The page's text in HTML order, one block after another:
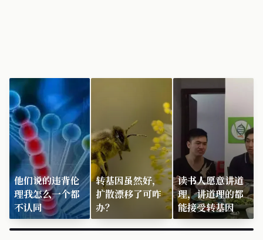
他们说的违背伦
理我怎么一个都
不认同
转基因虽然好，
扩散漂移了可咋
办？
读书人愿意讲道
理，讲道理的都
能接受转基因